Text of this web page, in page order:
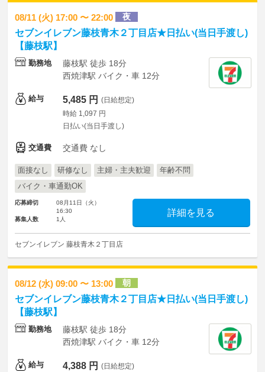
08/11 (火) 17:00 〜 22:00 夜
セブンイレブン藤枝青木２丁目店★日払い(当日手渡し)
【藤枝駅】
勤務地
藤枝駅 徒歩 18分
西焼津駅 バイク・車 12分
給与 5,485 円 (日給想定)
時給 1,097 円
日払い(当日手渡し)
交通費 交通費 なし
面接なし 研修なし 主婦・主夫歓迎
年齢不問
バイク・車通勤OK
応募締切
08月11日（火）
16:30
募集人数
1人
詳細を見る
セブンイレブン 藤枝青木２丁目店
08/12 (水) 09:00 〜 13:00 朝
セブンイレブン藤枝青木２丁目店★日払い(当日手渡し)
【藤枝駅】
勤務地
藤枝駅 徒歩 18分
西焼津駅 バイク・車 12分
給与 4,388 円 (日給想定)